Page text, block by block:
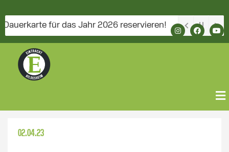
für das Jahr 2026 reservieren!
02.04.23